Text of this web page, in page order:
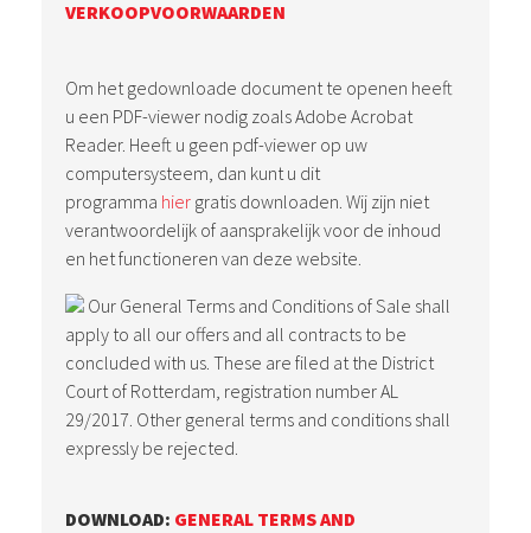
VERKOOPVOORWAARDEN
Om het gedownloade document te openen heeft
u een PDF-viewer nodig zoals Adobe Acrobat
Reader. Heeft u geen pdf-viewer op uw
computersysteem, dan kunt u dit
programma hier gratis downloaden. Wij zijn niet
verantwoordelijk of aansprakelijk voor de inhoud
en het functioneren van deze website.
Our General Terms and Conditions of Sale shall
apply to all our offers and all contracts to be
concluded with us. These are filed at the District
Court of Rotterdam, registration number AL
29/2017. Other general terms and conditions shall
expressly be rejected.
DOWNLOAD: GENERAL TERMS AND